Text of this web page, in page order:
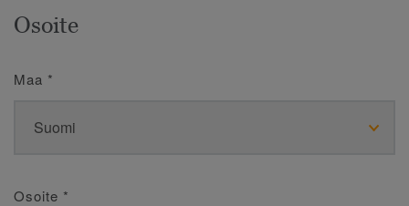
Osoite
Maa *
Osoite *